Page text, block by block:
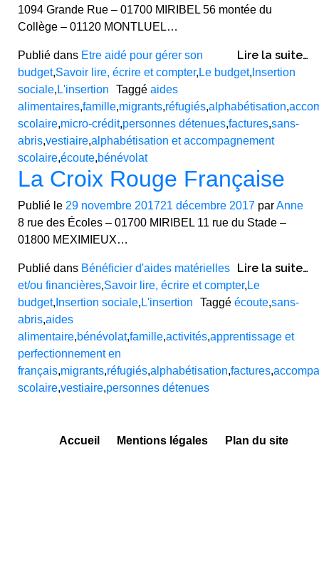
1094 Grande Rue – 01700 MIRIBEL 56 montée du
Collège – 01120 MONTLUEL…
Lire la suite…
Publié dans Etre aidé pour gérer son
budget,Savoir lire, écrire et compter, Le budget, Insertion
sociale, L'insertion Taggé aides
alimentaires,famille,migrants,réfugiés,alphabétisation,
scolaire,micro-crédit,personnes détenues,factures,sans-
abris,vestiaire,alphabétisation et accompagnement
scolaire,écoute,bénévolat
La Croix Rouge Française
Publié le 29 novembre 201721 décembre 2017 parAnne
8 rue des Écoles – 01700 MIRIBEL 11 rue du Stade –
01800 MEXIMIEUX…
Lire la suite…
Publié dans Bénéficier d'aides matérielles
et/ou financières,Savoir lire, écrire et compter, Le
budget, Insertion sociale, L'insertion Taggé écoute,sans-
abris,aides
alimentaire,bénévolat,famille,activités,apprentissage et
perfectionnement en
français,migrants,réfugiés,alphabétisation,factures,
scolaire,vestiaire,personnes détenues
Accueil Mentions légales Plan du site